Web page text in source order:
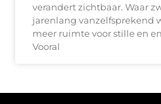
verandert zichtbaar. Waar
jarenlang vanzelfsprekend
meer ruimte voor stille en
Vooral